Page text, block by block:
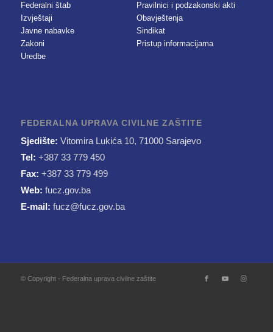
Federalni štab
Izvještaji
Javne nabavke
Zakoni
Uredbe
Pravilnici i podzakonski akti
Obavještenja
Sindikat
Pristup informacijama
FEDERALNA UPRAVA CIVILNE ZAŠTITE
Sjedište: Vitomira Lukića 10, 71000 Sarajevo
Tel: +387 33 779 450
Fax: +387 33 779 499
Web: fucz.gov.ba
E-mail: fucz@fucz.gov.ba
© Copyright - Federalna uprava civilne zaštite